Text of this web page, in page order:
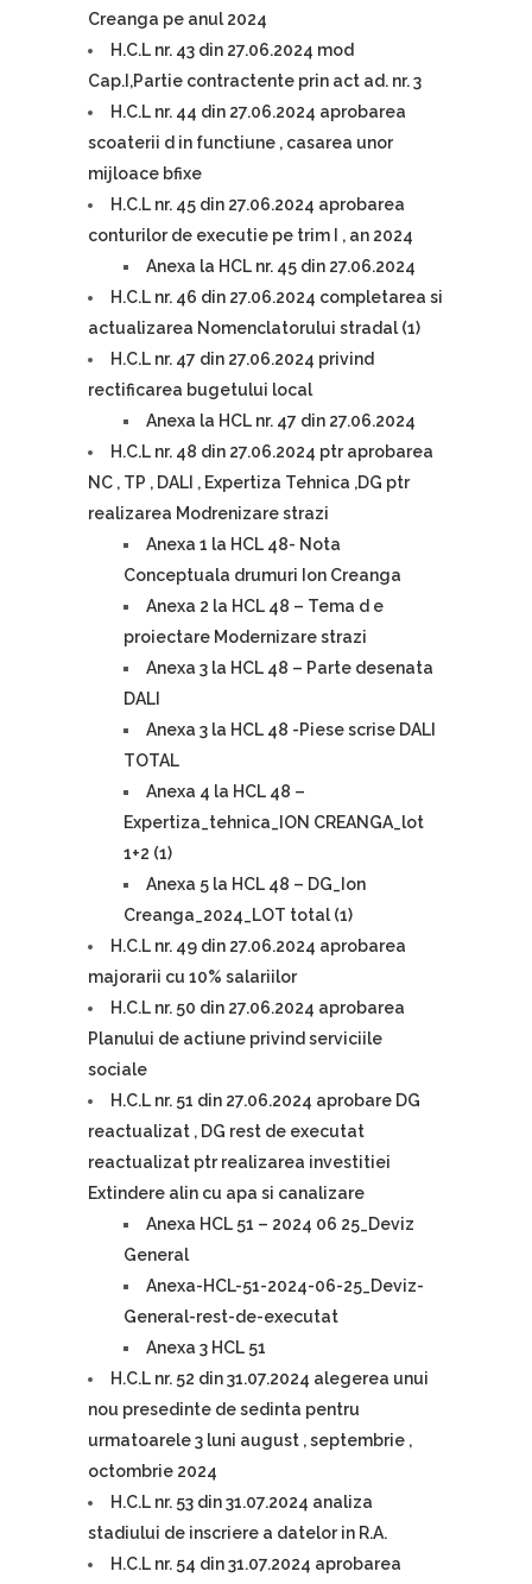
Creanga pe anul 2024
H.C.L nr. 43 din 27.06.2024 mod
Cap.I,Partie contractente prin act ad. nr. 3
H.C.L nr. 44 din 27.06.2024 aprobarea
scoaterii d in functiune , casarea unor
mijloace bfixe
H.C.L nr. 45 din 27.06.2024 aprobarea
conturilor de executie pe trim I , an 2024
Anexa la HCL nr. 45 din 27.06.2024
H.C.L nr. 46 din 27.06.2024 completarea si
actualizarea Nomenclatorului stradal (1)
H.C.L nr. 47 din 27.06.2024 privind
rectificarea bugetului local
Anexa la HCL nr. 47 din 27.06.2024
H.C.L nr. 48 din 27.06.2024 ptr aprobarea
NC , TP , DALI , Expertiza Tehnica ,DG ptr
realizarea Modrenizare strazi
Anexa 1 la HCL 48- Nota
Conceptuala drumuri Ion Creanga
Anexa 2 la HCL 48 – Tema d e
proiectare Modernizare strazi
Anexa 3 la HCL 48 – Parte desenata
DALI
Anexa 3 la HCL 48 -Piese scrise DALI
TOTAL
Anexa 4 la HCL 48 –
Expertiza_tehnica_ION CREANGA_lot
1+2 (1)
Anexa 5 la HCL 48 – DG_Ion
Creanga_2024_LOT total (1)
H.C.L nr. 49 din 27.06.2024 aprobarea
majorarii cu 10% salariilor
H.C.L nr. 50 din 27.06.2024 aprobarea
Planului de actiune privind serviciile
sociale
H.C.L nr. 51 din 27.06.2024 aprobare DG
reactualizat , DG rest de executat
reactualizat ptr realizarea investitiei
Extindere alin cu apa si canalizare
Anexa HCL 51 – 2024 06 25_Deviz
General
Anexa-HCL-51-2024-06-25_Deviz-
General-rest-de-executat
Anexa 3 HCL 51
H.C.L nr. 52 din 31.07.2024 alegerea unui
nou presedinte de sedinta pentru
urmatoarele 3 luni august , septembrie ,
octombrie 2024
H.C.L nr. 53 din 31.07.2024 analiza
stadiului de inscriere a datelor in R.A.
H.C.L nr. 54 din 31.07.2024 aprobarea